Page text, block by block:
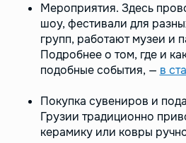
Мероприятия. Здесь
шоу, фестивали для
групп, работают музеи и
Подробнее о том, где и
подобные события, — в
Покупка сувениров и
Грузии традиционно
керамику или ковры